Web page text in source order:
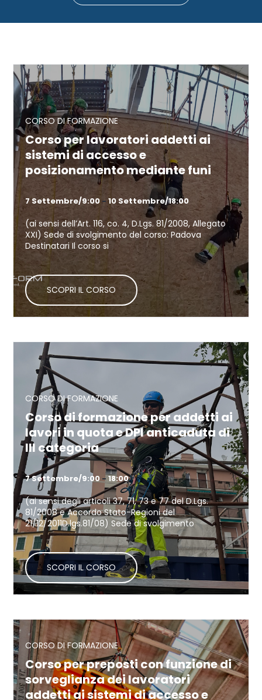
Corso per lavoratori addetti ai
sistemi di accesso e
posizionamento mediante funi
7 Settembre/9:00 -10 Settembre/18:00
(ai sensi dell’Art. 116, co. 4, D.Lgs. 81/2008, Allegato
XXI) Sede di svolgimento del corso: Padova
Destinatari Il corso si
Continua a leggere
Corso di formazione per addetti ai
lavori in quota e DPI anticaduta di
III categoria
7 Settembre/9:00 -18:00
(ai sensi degli articoli 37, 71, 73 e 77 del D.Lgs.
81/2008 e Accordo Stato-Regioni del
21/12/2011D.lgs.81/08) Sede di svolgimento
Continua a leggere
Corso per preposti con funzione di
sorveglianza dei lavoratori
addetti ai sistemi di accesso e